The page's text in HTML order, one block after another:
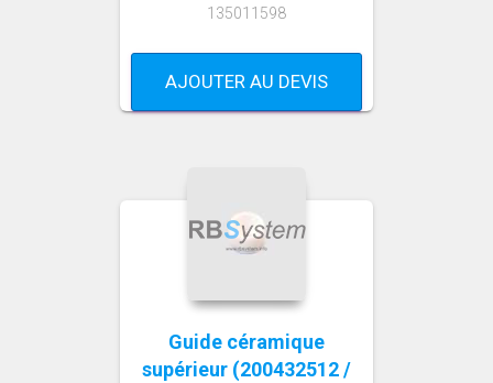
135011598
AJOUTER AU DEVIS
Guide céramique
supérieur (200432512 /